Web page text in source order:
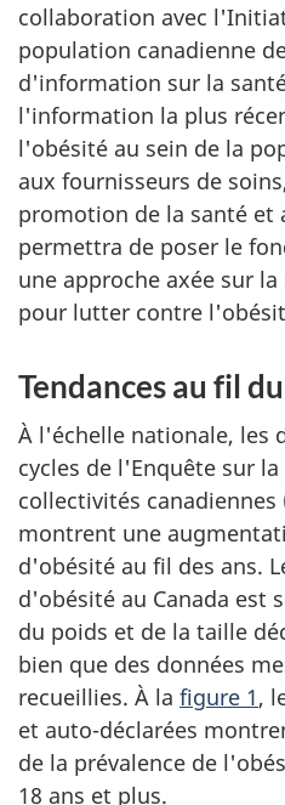
collaboration avec
population canadienne
d'information sur la
l'information la plus
l'obésité au sein de la
aux fournisseurs de
promotion de la santé et
permettra de poser le
une approche axée sur
pour lutter contre
Tendances au fil
À l'échelle nationale, les
cycles de l'Enquête sur
collectivités canadiennes
montrent une
d'obésité au fil des ans.
d'obésité au Canada est
du poids et de la taille
bien que des données
recueillies. À la figure 1,
et auto-déclarées
de la prévalence de
18 ans et plus.